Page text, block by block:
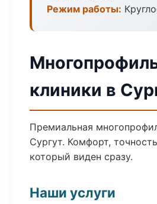
Режим работы:
клиники в
Премиальная
Сургут. Комфорт,
который виден сразу.
Наши услуги